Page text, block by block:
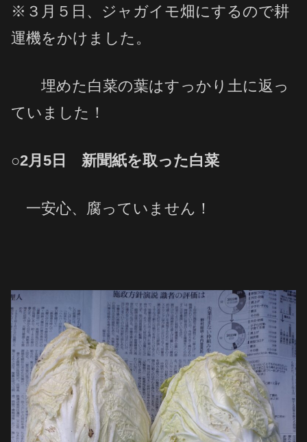
※３月５日、ジャガイモ畑にするので耕
運機をかけました。
埋めた白菜の葉はすっかり土に返っ
ていました！
○2月5日 新聞紙を取った白菜
一安心、腐っていません！